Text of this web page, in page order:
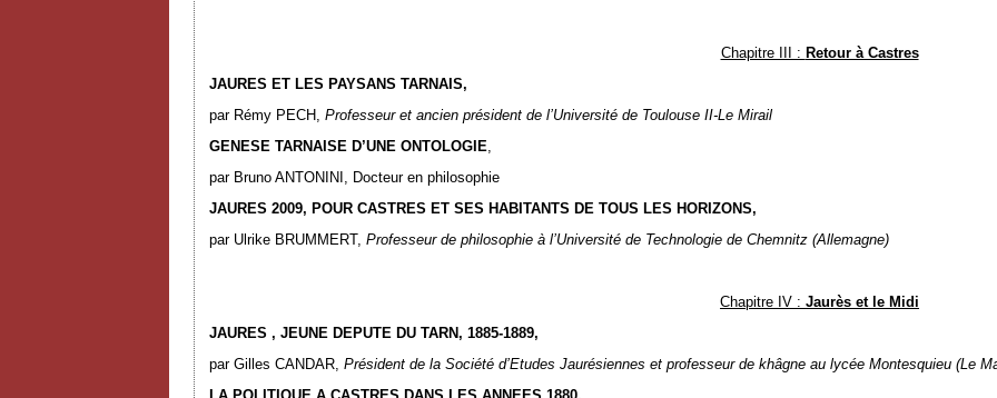
Chapitre III : Retour à Castres
JAURES ET LES PAYSANS TARNAIS,
par Rémy PECH, Professeur et ancien président de l’Université de Toulouse II-Le Mirail
GENESE TARNAISE D’UNE ONTOLOGIE,
par Bruno ANTONINI, Docteur en philosophie
JAURES 2009, POUR CASTRES ET SES HABITANTS DE TOUS LES HORIZONS,
par Ulrike BRUMMERT, Professeur de philosophie à l’Université de Technologie de Chemnitz (Allemagne)
Chapitre IV :Jaurès et le Midi
JAURES , JEUNE DEPUTE DU TARN, 1885-1889,
par Gilles CANDAR, Président de la Société d’Etudes Jaurésiennes et professeur de khâgne au lycée Montesquieu (Le